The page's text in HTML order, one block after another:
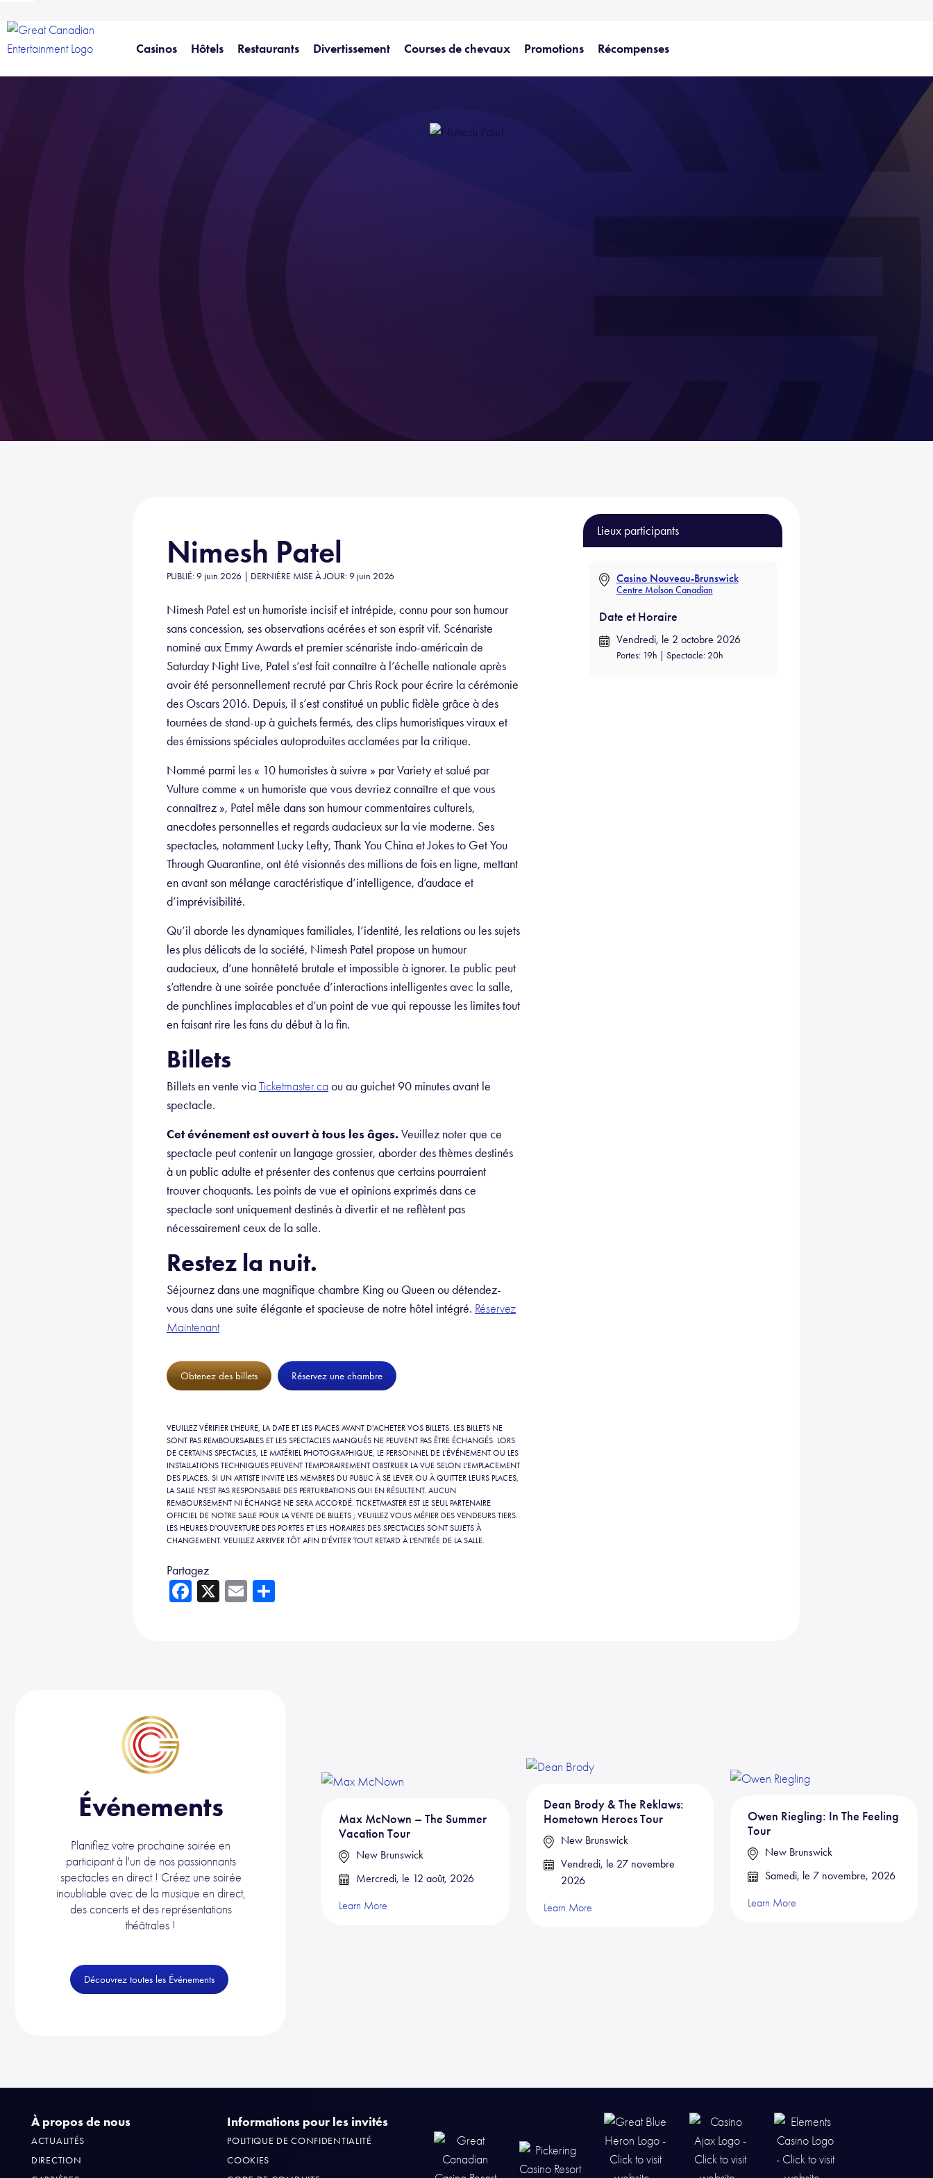
Casinos Hôtels Restaurants Divertissement Courses de chevaux Promotions Récompenses
Nimesh Patel
PUBLIÉ: 9 juin 2026 | DERNIÈRE MISE À JOUR: 9 juin 2026
Nimesh Patel est un humoriste incisif et intrépide, connu pour son humour
sans concession, ses observations acérées et son esprit vif. Scénariste
nominé aux Emmy Awards et premier scénariste indo-américain de
Saturday Night Live, Patel s’est fait connaître à l’échelle nationale après
avoir été personnellement recruté par Chris Rock pour écrire la cérémonie
des Oscars 2016. Depuis, il s’est constitué un public fidèle grâce à des
tournées de stand-up à guichets fermés, des clips humoristiques viraux et
des émissions spéciales autoproduites acclamées par la critique.
Nommé parmi les « 10 humoristes à suivre » par Variety et salué par
Vulture comme « un humoriste que vous devriez connaître et que vous
connaîtrez », Patel mêle dans son humour commentaires culturels,
anecdotes personnelles et regards audacieux sur la vie moderne. Ses
spectacles, notamment Lucky Lefty, Thank You China et Jokes to Get You
Through Quarantine, ont été visionnés des millions de fois en ligne, mettant
en avant son mélange caractéristique d’intelligence, d’audace et
d’imprévisibilité.
Qu’il aborde les dynamiques familiales, l’identité, les relations ou les sujets
les plus délicats de la société, Nimesh Patel propose un humour
audacieux, d’une honnêteté brutale et impossible à ignorer. Le public peut
s’attendre à une soirée ponctuée d’interactions intelligentes avec la salle,
de punchlines implacables et d’un point de vue qui repousse les limites tout
en faisant rire les fans du début à la fin.
Billets
Billets en vente viaTicketmaster.ca ou au guichet 90 minutes avant le
spectacle.
Cet événement est ouvert à tous les âges. Veuillez noter que ce
spectacle peut contenir un langage grossier, aborder des thèmes destinés
à un public adulte et présenter des contenus que certains pourraient
trouver choquants. Les points de vue et opinions exprimés dans ce
spectacle sont uniquement destinés à divertir et ne reflètent pas
nécessairement ceux de la salle.
Restez la nuit.
Séjournez dans une magnifique chambre King ou Queen ou détendez-
vous dans une suite élégante et spacieuse de notre hôtel intégré. Réservez
Maintenant
Obtenez des billets Réservez une chambre
VEUILLEZ VÉRIFIER L'HEURE, LA DATE ET LES PLACES AVANT D'ACHETER VOS BILLETS. LES BILLETS NE
SONT PAS REMBOURSABLES ET LES SPECTACLES MANQUÉS NE PEUVENT PAS ÊTRE ÉCHANGÉS. LORS
DE CERTAINS SPECTACLES, LE MATÉRIEL PHOTOGRAPHIQUE, LE PERSONNEL DE L'ÉVÉNEMENT OU LES
INSTALLATIONS TECHNIQUES PEUVENT TEMPORAIREMENT OBSTRUER LA VUE SELON L'EMPLACEMENT
DES PLACES. SI UN ARTISTE INVITE LES MEMBRES DU PUBLIC À SE LEVER OU À QUITTER LEURS PLACES,
LA SALLE N'EST PAS RESPONSABLE DES PERTURBATIONS QUI EN RÉSULTENT. AUCUN
REMBOURSEMENT NI ÉCHANGE NE SERA ACCORDÉ. TICKETMASTER EST LE SEUL PARTENAIRE
OFFICIEL DE NOTRE SALLE POUR LA VENTE DE BILLETS ; VEUILLEZ VOUS MÉFIER DES VENDEURS TIERS.
LES HEURES D'OUVERTURE DES PORTES ET LES HORAIRES DES SPECTACLES SONT SUJETS À
CHANGEMENT. VEUILLEZ ARRIVER TÔT AFIN D'ÉVITER TOUT RETARD À L'ENTRÉE DE LA SALLE.
Partagez
Fa X
E
Lieux participants
Casino Nouveau-Brunswick
Centre Molson Canadian
Date et Horaire
Vendredi, le 2 octobre 2026
Portes: 19h | Spectacle: 20h
Événements
Planifiez votre prochaine soirée en
participant à l'un de nos passionnants
spectacles en direct ! Créez une soirée
inoubliable avec de la musique en direct,
des concerts et des représentations
théâtrales !
Découvrez toutes les Événements
Max McNown – The Summer
Vacation Tour
New Brunswick
Mercredi, le 12 août, 2026
Learn More
Dean Brody & The Reklaws:
Hometown Heroes Tour
New Brunswick
Vendredi, le 27 novembre
2026
Learn More
Owen Riegling: In The Feeling
Tour
New Brunswick
Samedi, le 7 novembre, 2026
Learn More
À propos de nous
ACTUALITÉS
DIRECTION
Informations pour les invités
POLITIQUE DE CONFIDENTIALITÉ
COOKIES